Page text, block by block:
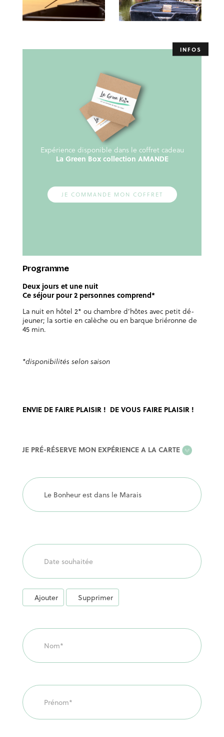
Expérience disponible dans le coffret cadeau
La Green Box collection AMANDE
JE COMMANDE MON COFFRET
Programme
Deux jours et une nuit
Ce séjour pour 2 personnes comprend*
La nuit en hôtel 2* ou chambre d’hôtes avec petit dé-
jeuner; la sortie en calèche ou en barque briéronne de
45 min.
*disponibilités selon saison
ENVIE DE FAIRE PLAISIR ! DE VOUS FAIRE PLAISIR !
EXPERIENCE
CARTE
JE PRÉ-RÉSERVE MON EXPÉRIENCE A LA CARTE
Ajouter Supprimer